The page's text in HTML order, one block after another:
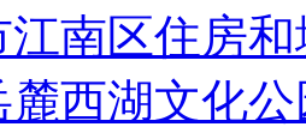
江南区住房
麓西湖文化